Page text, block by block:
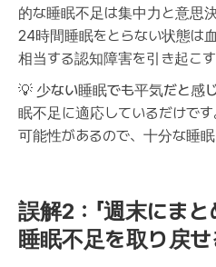
的な睡眠不足は集中力と意思
24時間睡眠をとらない状態は
相当する認知障害を引き起こす
💡 少ない睡眠でも平気だと感
眠不足に適応しているだけで
可能性があるので、十分な睡眠
誤解2：「週末にま
睡眠不足を取り戻せ